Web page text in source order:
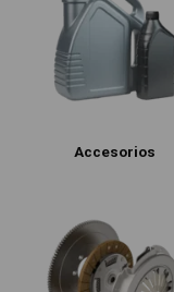
Accesorios